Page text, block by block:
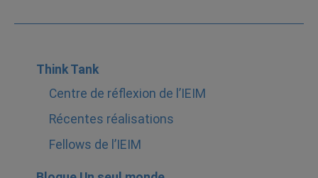
Think Tank
Centre de réflexion de l’IEIM
Récentes réalisations
Fellows de l’IEIM